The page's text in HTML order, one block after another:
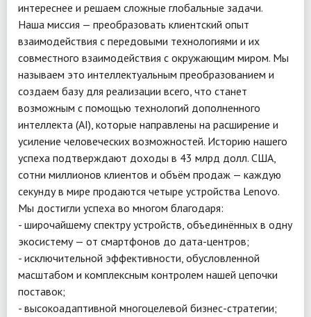
интереснее и решаем сложные глобальные задачи.
Наша миссия — преобразовать клиентский опыт
взаимодействия с передовыми технологиями и их
совместного взаимодействия с окружающим миром. Мы
называем это интеллектуальным преобразованием и
создаем базу для реализации всего, что станет
возможным с помощью технологий дополненного
интеллекта (AI), которые направлены на расширение и
усиление человеческих возможностей. Историю нашего
успеха подтверждают доходы в 43 млрд долл. США,
сотни миллионов клиентов и объём продаж — каждую
секунду в мире продаются четыре устройства Lenovo.
Мы достигли успеха во многом благодаря:
- широчайшему спектру устройств, объединённых в одну
экосистему — от смартфонов до дата-центров;
- исключительной эффективности, обусловленной
масштабом и комплексным контролем нашей цепочки
поставок;
- высокоадаптивной многоцелевой бизнес-стратегии;